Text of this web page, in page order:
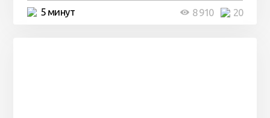
5 минут 20
8 910